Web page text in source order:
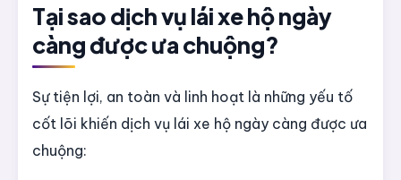
Tại sao dịch vụ lái xe hộ ngày
càng được ưa chuộng?
Sự tiện lợi, an toàn và linh hoạt là những yếu tố
cốt lõi khiến dịch vụ lái xe hộ ngày càng được ưa
chuộng: